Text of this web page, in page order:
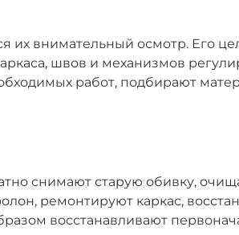
их внимательный осмотр. Его
швов и механизмов
работ, подбирают
снимают старую обивку,
ремонтируют каркас,
восстанавливают